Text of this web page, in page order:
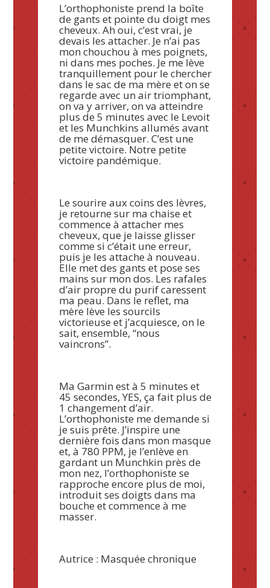
L’orthophoniste prend la boîte
de gants et pointe du doigt mes
cheveux. Ah oui, c’est vrai, je
devais les attacher. Je n’ai pas
mon chouchou à mes poignets,
ni dans mes poches. Je me lève
tranquillement pour le chercher
dans le sac de ma mère et on se
regarde avec un air triomphant,
on va y arriver, on va atteindre
plus de 5 minutes avec le Levoit
et les Munchkins allumés avant
de me démasquer. C’est une
petite victoire. Notre petite
victoire pandémique.
Le sourire aux coins des lèvres,
je retourne sur ma chaise et
commence à attacher mes
cheveux, que je laisse glisser
comme si c’était une erreur,
puis je les attache à nouveau.
Elle met des gants et pose ses
mains sur mon dos. Les rafales
d’air propre du purif caressent
ma peau. Dans le reflet, ma
mère lève les sourcils
victorieuse et j’acquiesce, on le
sait, ensemble, “nous
vaincrons”.
Ma Garmin est à 5 minutes et
45 secondes, YES, ça fait plus de
1 changement d’air.
L’orthophoniste me demande si
je suis prête. J’inspire une
dernière fois dans mon masque
et, à 780 PPM, je l’enlève en
gardant un Munchkin près de
mon nez, l’orthophoniste se
rapproche encore plus de moi,
introduit ses doigts dans ma
bouche et commence à me
masser.
Autrice : Masquée chronique